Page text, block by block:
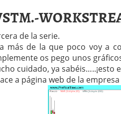
AMRN.-Amarin
news»!…(Actu..23/11/
BLDP.-Ballard Power
20/11/2016) 20
ODP.-Office Depot
2016
NVAX.-Novavax
(Actu…17/11/2016) 17
de la serie.
más de la que poco voy a
os pego unos
cuidado, ya sabéis…..¡esto
a página web de la empresa